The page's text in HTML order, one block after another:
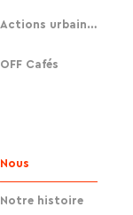
Actions urbaines
OFF Cafés
Nous
Notre histoire